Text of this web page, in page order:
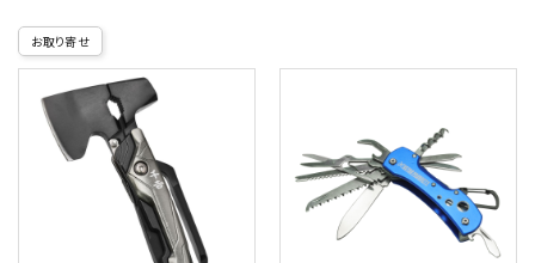
お取り寄せ